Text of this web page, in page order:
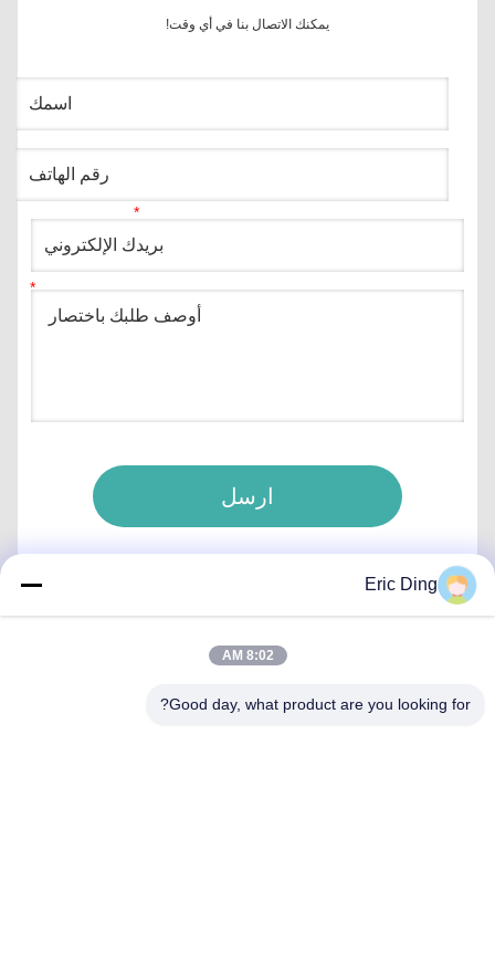
يمكنك الاتصال بنا في أي وقت!
ارسل
Eric Ding
8:02 AM
Good day, what product are you looking for?